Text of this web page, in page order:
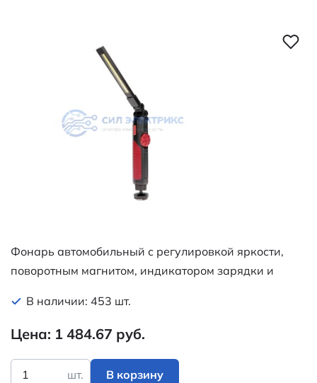
Фонарь автомобильный с регулировкой яркости,
поворотным магнитом, индикатором зарядки и
комплекте REXANT
В наличии: 453 шт.
Цена: 1 484.67 руб.
шт. В корзину